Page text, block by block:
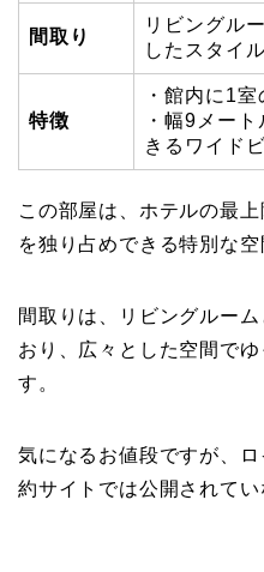
間取り
リビングル
したスタイル
特徴
・館内に1
・幅9メー
きるワイド
この部屋は、ホテルの最
を独り占めできる特別な空
間取りは、リビングルー
おり、広々とした空間で
す。
気になるお値段ですが、
約サイトでは公開されてい